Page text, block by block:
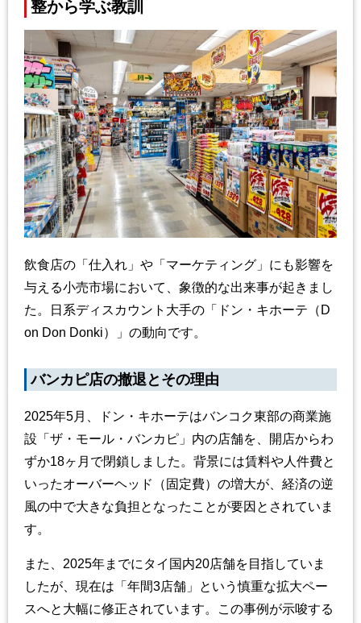
整から学ぶ教訓
飲食店の「仕入れ」や「マーケティング」にも影響を
与える小売市場において、象徴的な出来事が起きまし
た。日系ディスカウント大手の「ドン・キホーテ（D
on Don Donki）」の動向です。
バンカピ店の撤退とその理由
2025年5月、ドン・キホーテはバンコク東部の商業施
設「ザ・モール・バンカピ」内の店舗を、開店からわ
ずか18ヶ月で閉鎖しました。背景には賃料や人件費と
いったオーバーヘッド（固定費）の増大が、経済の逆
風の中で大きな負担となったことが要因とされていま
す。
また、2025年までにタイ国内20店舗を目指していま
したが、現在は「年間3店舗」という慎重な拡大ペー
スへと大幅に修正されています。この事例が示唆する